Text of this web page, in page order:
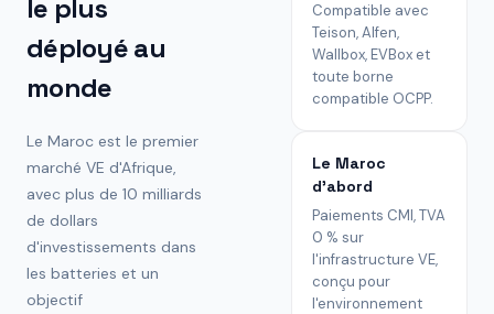
le plus
déployé au
monde
Le Maroc est le premier
marché VE d'Afrique,
avec plus de 10 milliards
de dollars
d'investissements dans
les batteries et un
objectif
Compatible avec
Teison, Alfen,
Wallbox, EVBox et
toute borne
compatible OCPP.
Le Maroc
d'abord
Paiements CMI, TVA
0 % sur
l'infrastructure VE,
conçu pour
l'environnement